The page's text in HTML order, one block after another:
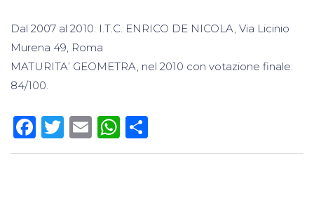
Dal 2007 al 2010: I.T.C. ENRICO DE NICOLA, Via Licinio
Murena 49, Roma
MATURITA’ GEOMETRA, nel 2010 con votazione finale:
84/100.
Facebook
Twitter
EmailWhatsApp